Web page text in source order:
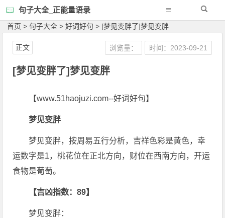
句子大全_正能量语录
首页 >句子大全 >好词好句 > [梦见变胖了]梦见变胖
[梦见变胖了]梦见变胖
浏览量： 时间：2023-09-21
正文
【www.51haojuzi.com--好词好句】
梦见变胖
梦见变胖，按周易五行分析，吉祥色彩是黄色，幸
运数字是1，桃花位在正北方向，财位在西南方向，开运
食物是葡萄。
【吉凶指数：89】
梦见变胖：